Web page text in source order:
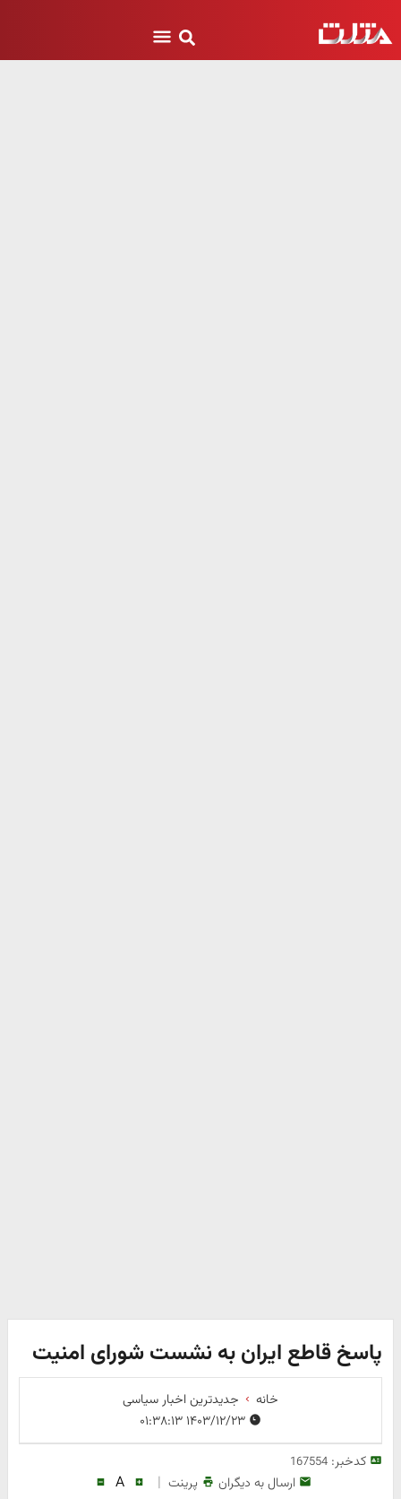
پاسخ قاطع ایران به نشست شورای امنیت
خانه
جدیدترین اخبار سیاسی
۱۴۰۳/۱۲/۲۳ ۰۱:۳۸:۱۳
کدخبر:167554
ارسال به دیگران پرینت |
A